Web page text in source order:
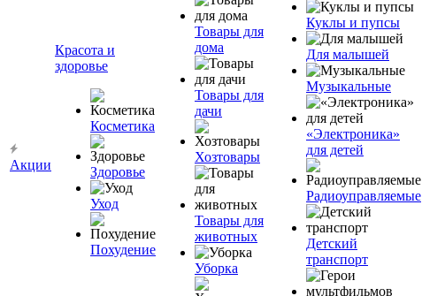
Акции
Красота и
здоровье
Косметика
Здоровье
Уход
Похудение
Товары для
дома
Товары для
дачи
Хозтовары
Товары для
животных
Уборка
Куклы и пупсы
Для малышей
Музыкальные
«Электроника»
для детей
Радиоуправляемые
Детский
транспорт